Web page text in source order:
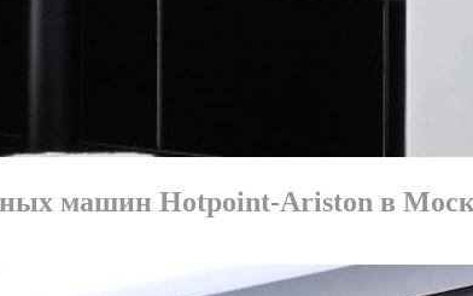
машин Hotpoint-Ariston в